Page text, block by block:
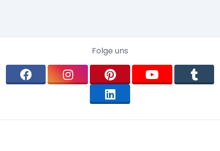
Folge uns